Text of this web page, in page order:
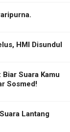
HMI Disundul
Suara Kamu
Sosmed!
Lantang